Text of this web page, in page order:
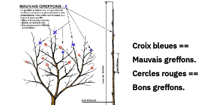
Croix bleues ==
Mauvais greffons.
Cercles rouges ==
Bons greffons.